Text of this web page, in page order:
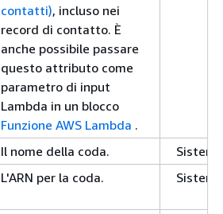
contatti), incluso nei
record di contatto. È
anche possibile passare
questo attributo come
parametro di input
Lambda in un blocco
Funzione AWS Lambda .
Il nome della coda.
Sistema
L'ARN per la coda. Sistema